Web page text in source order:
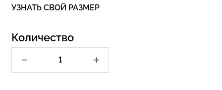
УЗНАТЬ СВОЙ РАЗМЕР
Количество